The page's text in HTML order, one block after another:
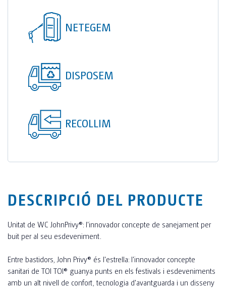
SANI TOI®
TOI® HEATER
TOI® SHOWER
TOI® SHOWER EMERGE
NETEGEM
DISPOSEM
RECOLLIM
DESCRIPCIÓ DEL PRODUCTE
Unitat de WC JohnPrivy®: l'innovador concepte de sanejament per
buit per al seu esdeveniment.
Entre bastidors, John Privy® és l'estrella: l'innovador concepte
sanitari de TOI TOI® guanya punts en els festivals i esdeveniments
amb un alt nivell de confort, tecnologia d'avantguarda i un disseny